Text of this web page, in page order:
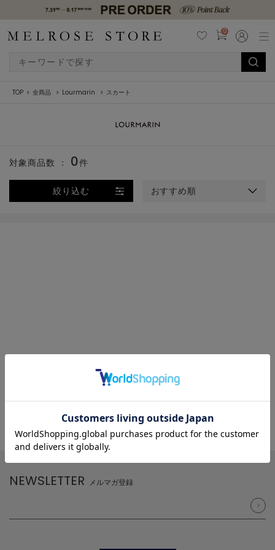
0
TOP 全商品 Lourmarin スカート
絞り込む おすすめ順
対象商品数 ： 0件
NEWSLETTER メルマガ登録